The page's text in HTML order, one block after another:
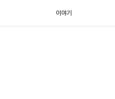
이야기